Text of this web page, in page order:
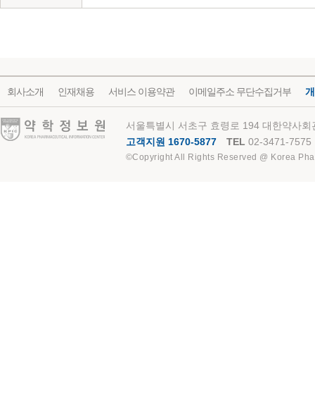
회사소개 인재채용 서비스 이용약관 이메일주소 무단수집거부
약학정보원
서울특별시 서초구 효령로 194 대한약사
고객지원 1670-5877
TEL 02-3471-7575
©Copyright All Rights Reserved @ Korea